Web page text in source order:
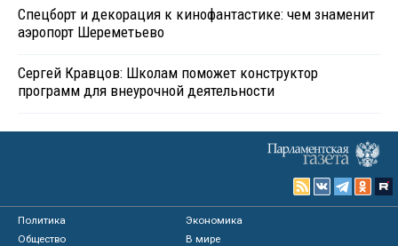
Спецборт и декорация к кинофантастике: чем знаменит
аэропорт Шереметьево
Сергей Кравцов: Школам поможет конструктор
программ для внеурочной деятельности
Политика
Экономика
Общество
В мире